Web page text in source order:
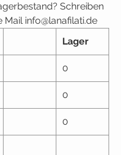
Schreiben
Mail info@lanafilati.de
Lager
0
0
0